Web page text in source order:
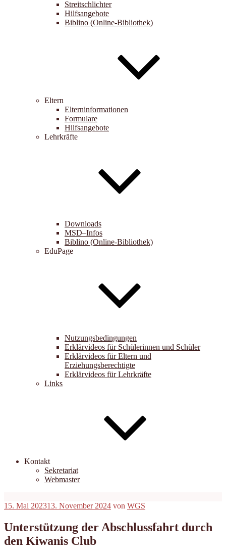
Streitschlichter
Hilfsangebote
Biblino (Online-Bibliothek)
Eltern
Elterninformationen
Formulare
Hilfsangebote
Lehrkräfte
Downloads
MSD–Infos
Biblino (Online-Bibliothek)
EduPage
Nutzungsbedingungen
Erklärvideos für Schülerinnen und Schüler
Erklärvideos für Eltern und
Erziehungsberechtigte
Erklärvideos für Lehrkräfte
Links
Kontakt
Sekretariat
Webmaster
Veröffentlicht
15. Mai 202313. November 2024 von WGS
Unterstützung der Abschlussfahrt durch
den Kiwanis Club